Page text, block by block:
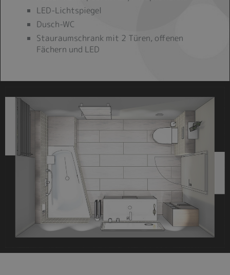
LED-Lichtspiegel
Dusch-WC
Stauraumschrank mit 2 Türen, offenen
Fächern und LED